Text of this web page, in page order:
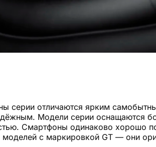
серии отличаются ярким
Модели серии оснащаются
Смартфоны одинаково хорошо
с маркировкой GT — они